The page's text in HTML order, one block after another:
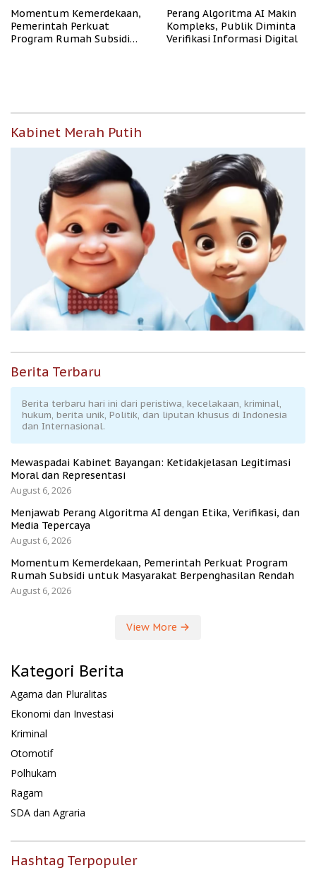
Momentum Kemerdekaan,
Pemerintah Perkuat
Program Rumah Subsidi
Perang Algoritma AI Makin
Kompleks, Publik Diminta
Verifikasi Informasi Digital
Kabinet Merah Putih
Berita Terbaru
Berita terbaru hari ini dari peristiwa, kecelakaan, kriminal,
hukum, berita unik, Politik, dan liputan khusus di Indonesia
dan Internasional.
Mewaspadai Kabinet Bayangan: Ketidakjelasan Legitimasi
Moral dan Representasi
August 6, 2026
Menjawab Perang Algoritma AI dengan Etika, Verifikasi, dan
Media Tepercaya
August 6, 2026
Momentum Kemerdekaan, Pemerintah Perkuat Program
Rumah Subsidi untuk Masyarakat Berpenghasilan Rendah
August 6, 2026
View More
Kategori Berita
Agama dan Pluralitas
Ekonomi dan Investasi
Kriminal
Otomotif
Polhukam
Ragam
SDA dan Agraria
Hashtag Terpopuler